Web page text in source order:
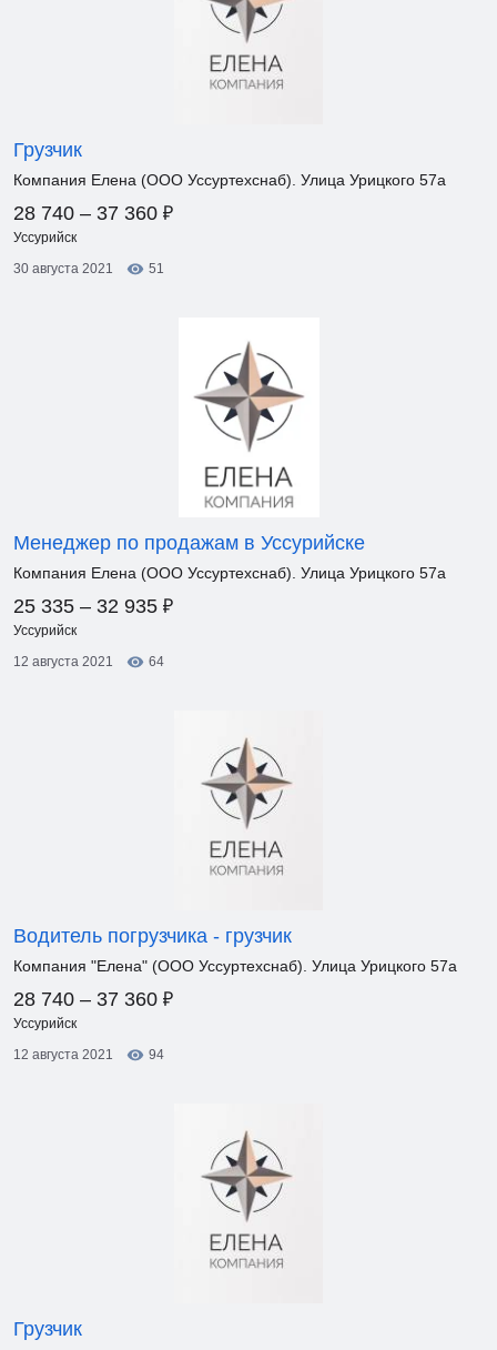
Грузчик
Компания Елена (ООО Уссуртехснаб). Улица Урицкого 57а
28 740 – 37 360 ₽
Уссурийск
30 августа 2021
51
Менеджер по продажам в Уссурийске
Компания Елена (ООО Уссуртехснаб). Улица Урицкого 57а
25 335 – 32 935 ₽
Уссурийск
12 августа 2021
64
Водитель погрузчика - грузчик
Компания "Елена" (ООО Уссуртехснаб). Улица Урицкого 57а
28 740 – 37 360 ₽
Уссурийск
12 августа 2021
94
Грузчик